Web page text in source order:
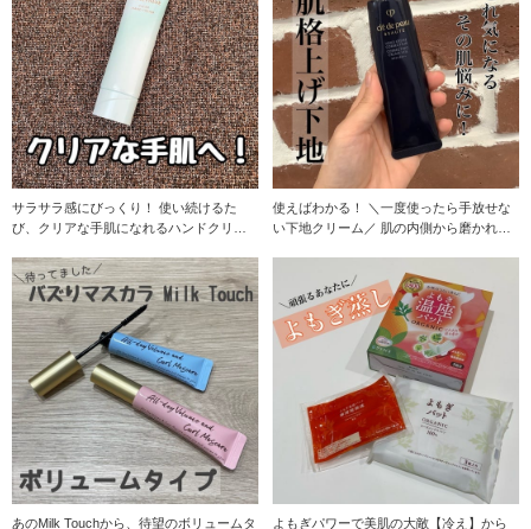
サラサラ感にびっくり！ 使い続けるた
び、クリアな手肌になれるハンドクリー
使えばわかる！ ＼一度使ったら手放せな
い下地クリーム／ 肌の内側から磨かれた
あのMilk Touchから、待望のボリュームタ
よもぎパワーで美肌の大敵【冷え】から